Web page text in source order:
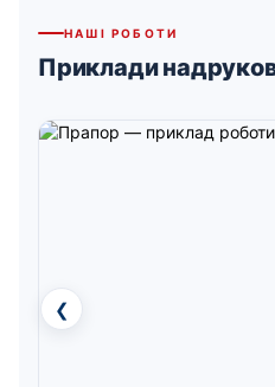
НАШІ РОБОТИ
Приклади
❮